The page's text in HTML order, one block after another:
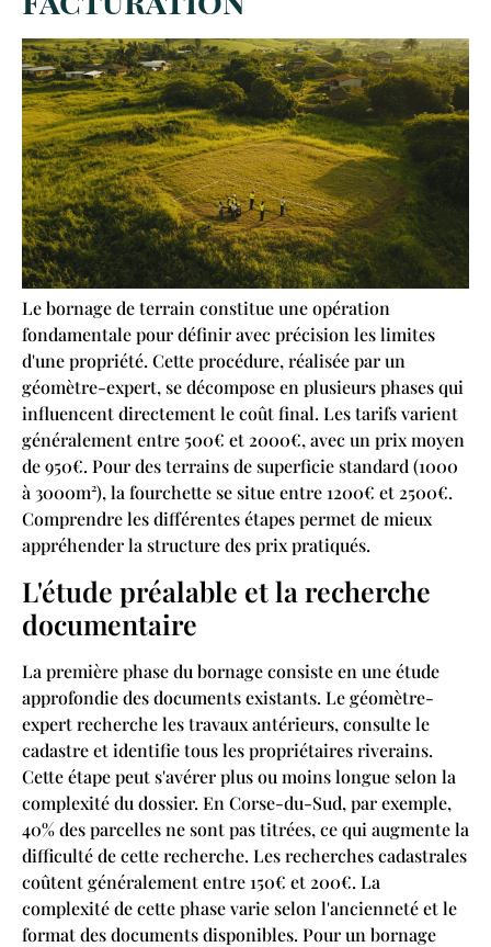
Le bornage de terrain constitue une opération
fondamentale pour définir avec précision les limites
d'une propriété. Cette procédure, réalisée par un
géomètre-expert, se décompose en plusieurs phases qui
influencent directement le coût final. Les tarifs varient
généralement entre 500€ et 2000€, avec un prix moyen
de 950€. Pour des terrains de superficie standard (1000
à 3000m²), la fourchette se situe entre 1200€ et 2500€.
Comprendre les différentes étapes permet de mieux
appréhender la structure des prix pratiqués.
L'étude préalable et la recherche
documentaire
La première phase du bornage consiste en une étude
approfondie des documents existants. Le géomètre-
expert recherche les travaux antérieurs, consulte le
cadastre et identifie tous les propriétaires riverains.
Cette étape peut s'avérer plus ou moins longue selon la
complexité du dossier. En Corse-du-Sud, par exemple,
40% des parcelles ne sont pas titrées, ce qui augmente la
difficulté de cette recherche. Les recherches cadastrales
coûtent généralement entre 150€ et 200€. La
complexité de cette phase varie selon l'ancienneté et le
format des documents disponibles. Pour un bornage